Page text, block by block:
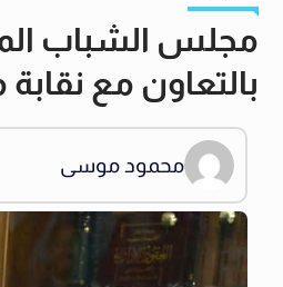
مجلس الشباب
بالتعاون مع
محمود موسى